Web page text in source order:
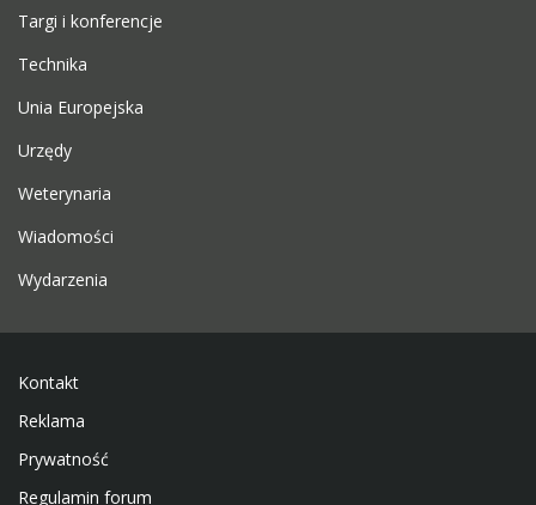
Targi i konferencje
Technika
Unia Europejska
Urzędy
Weterynaria
Wiadomości
Wydarzenia
Kontakt
Reklama
Prywatność
Regulamin forum